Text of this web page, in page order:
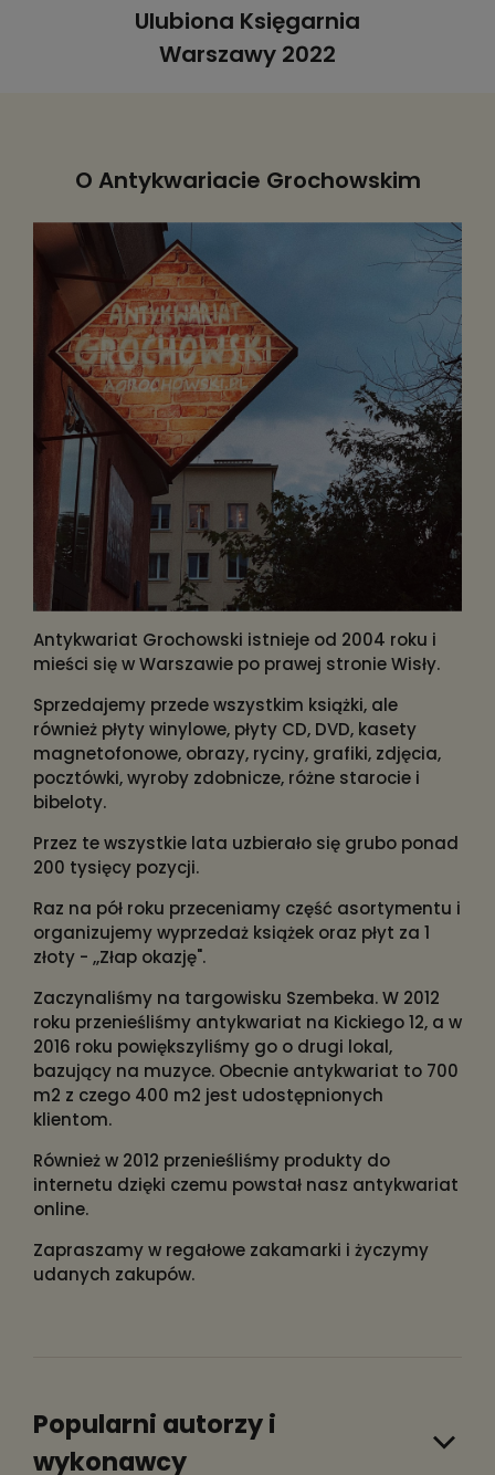
Ulubiona Księgarnia
Warszawy 2022
O Antykwariacie Grochowskim
Antykwariat Grochowski istnieje od 2004 roku i
mieści się w Warszawie po prawej stronie Wisły.
Sprzedajemy przede wszystkim książki, ale
również płyty winylowe, płyty CD, DVD, kasety
magnetofonowe, obrazy, ryciny, grafiki, zdjęcia,
pocztówki, wyroby zdobnicze, różne starocie i
bibeloty.
Przez te wszystkie lata uzbierało się grubo ponad
200 tysięcy pozycji.
Raz na pół roku przeceniamy część asortymentu i
organizujemy wyprzedaż książek oraz płyt za 1
złoty - ,,Złap okazję".
Zaczynaliśmy na targowisku Szembeka. W 2012
roku przenieśliśmy antykwariat na Kickiego 12, a w
2016 roku powiększyliśmy go o drugi lokal,
bazujący na muzyce. Obecnie antykwariat to 700
m2 z czego 400 m2 jest udostępnionych
klientom.
Również w 2012 przenieśliśmy produkty do
internetu dzięki czemu powstał nasz antykwariat
online.
Zapraszamy w regałowe zakamarki i życzymy
udanych zakupów.
Popularni autorzy i
wykonawcy